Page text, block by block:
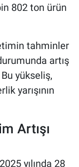
802 ton ürün
tahminler
artış
yükseliş,
yarışının
Artışı
yılında 28